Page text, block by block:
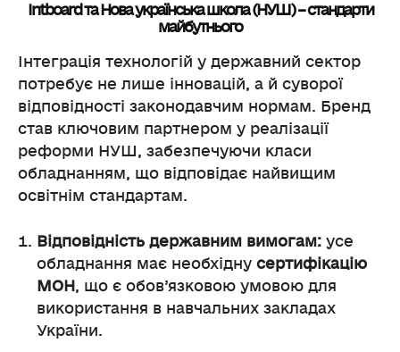
Intboard та Нова українська школа (НУШ) – стандарти
майбутнього
Інтеграція технологій у державний сектор
потребує не лише інновацій, а й суворої
відповідності законодавчим нормам. Бренд
став ключовим партнером у реалізації
реформи НУШ, забезпечуючи класи
обладнанням, що відповідає найвищим
освітнім стандартам.
Відповідність державним вимогам: усе
обладнання має необхідну сертифікацію
МОН, що є обов’язковою умовою для
використання в навчальних закладах
України.